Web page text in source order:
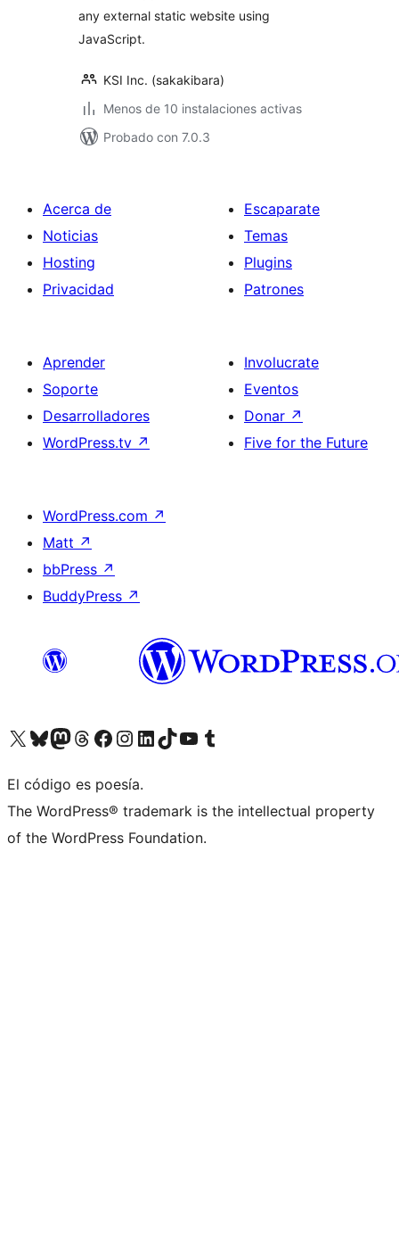
any external static website using
JavaScript.
KSI Inc. (sakakibara)
Menos de 10 instalaciones activas
Probado con 7.0.3
Acerca de
Noticias
Hosting
Privacidad
Escaparate
Temas
Plugins
Patrones
Aprender
Soporte
Desarrolladores
WordPress.tv ↗
Involucrate
Eventos
Donar ↗
Five for the Future
WordPress.com ↗
Matt ↗
bbPress ↗
BuddyPress ↗
Visitá nuestra cuenta de X (anteriormente Twitter)
Visitá nuestra cuenta de Bluesky
Visitá nuestra cuenta de Mastodon
Visitá nuestra cuenta de Threads
Visitá nuestra página de Facebook
Visitá nuestra cuenta de Instagram
Visitá nuestra cuenta de LinkedIn
Visitá nuestra cuenta de TikTok
Visitá nuestro canal de YouTube
Visitá nuestra cuenta de Tumblr
El código es poesía.
The WordPress® trademark is the intellectual property
of the WordPress Foundation.